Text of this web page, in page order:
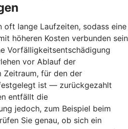
oft lange Laufzeiten, sodass eine
höheren Kosten verbunden sein
Vorfälligkeitsentschädigung
vor Ablauf der
für den der
ist — zurückgezahlt
entfällt die
jedoch, zum Beispiel beim
Sie genau, ob sich ein